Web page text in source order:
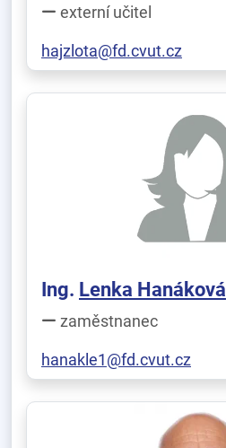
externí učitel
hajzlota@fd.cvut.cz
Ing. Lenka Hanáková
zaměstnanec
hanakle1@fd.cvut.cz